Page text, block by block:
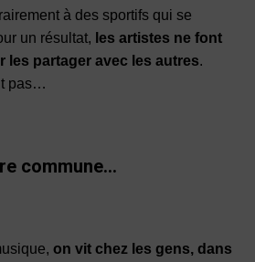
à des sportifs qui se
un résultat, les artistes ne font
les partager avec les autres.
pas…
commune…
on vit chez les gens, dans